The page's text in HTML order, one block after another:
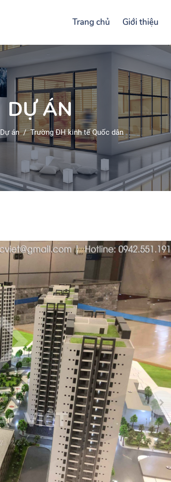
Trang chủ Giới thiệu
DỰ ÁN
Dự án / Trường ĐH kinh tế Quốc dân